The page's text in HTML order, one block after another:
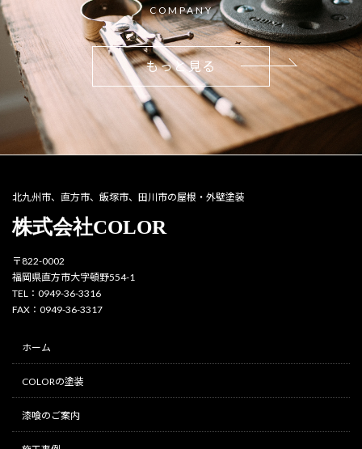
COMPANY
もっと見る
北九州市、直方市、飯塚市、田川市の屋根・外壁塗装
株式会社COLOR
〒822-0002
福岡県直方市大字頓野554-1
TEL：0949-36-3316
FAX：0949-36-3317
ホーム
COLORの塗装
漆喰のご案内